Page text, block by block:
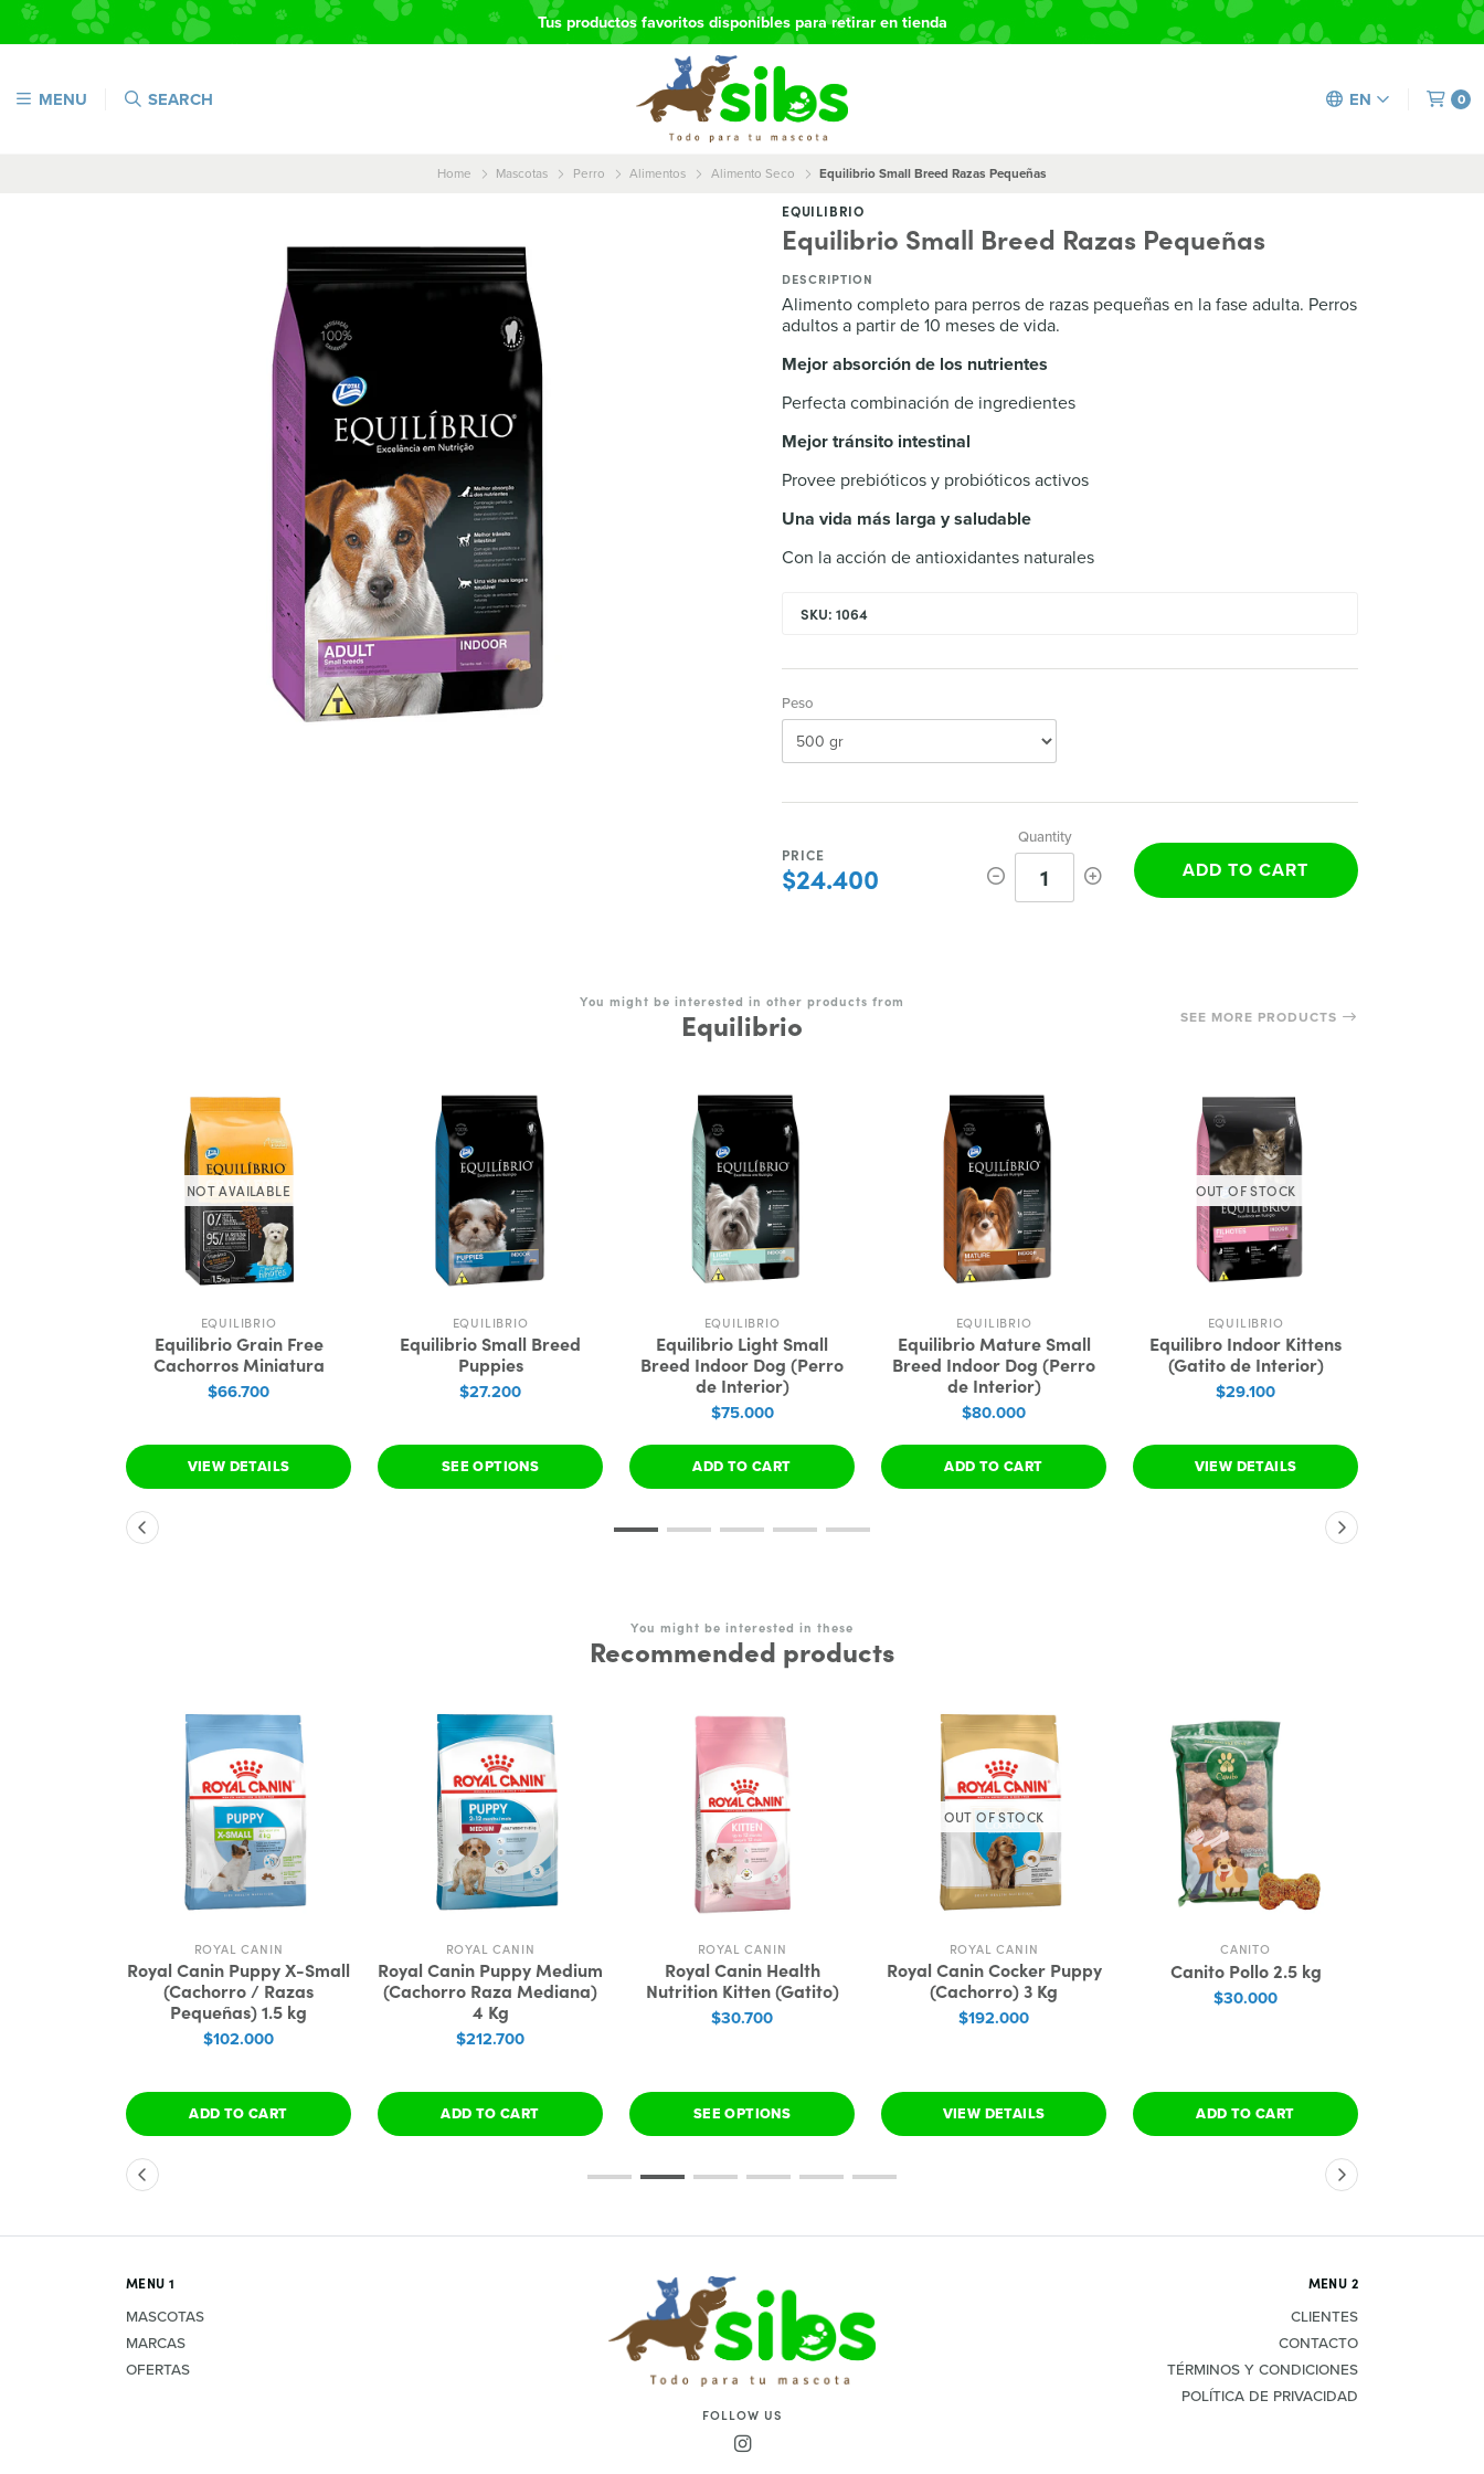
MENU SEARCH EN 0
Tus productos favoritos disponibles para retirar en tienda
Home Mascotas Perro Alimentos Alimento Seco Equilibrio Small Breed Razas Pequeñas
EQUILIBRIO
Equilibrio Small Breed Razas Pequeñas
DESCRIPTION
Alimento completo para perros de razas pequeñas en la fase adulta. Perros
adultos a partir de 10 meses de vida.
Mejor absorción de los nutrientes
Perfecta combinación de ingredientes
Mejor tránsito intestinal
Provee prebióticos y probióticos activos
Una vida más larga y saludable
Con la acción de antioxidantes naturales
SKU: 1064
Peso
PRICE
$24.400
Quantity
1 ADD TO CART
You might be interested in other products from
Equilibrio SEE MORE PRODUCTS
NOT AVAILABLE
EQUILIBRIO
Equilibrio Grain Free
Cachorros Miniatura
$66.700
VIEW DETAILS
EQUILIBRIO
Equilibrio Small Breed
Puppies
$27.200
SEE OPTIONS
EQUILIBRIO
Equilibrio Light Small
Breed Indoor Dog (Perro
de Interior)
$75.000
ADD TO CART
EQUILIBRIO
Equilibrio Mature Small
Breed Indoor Dog (Perro
de Interior)
$80.000
ADD TO CART
OUT OF STOCK
EQUILIBRIO
Equilibro Indoor Kittens
(Gatito de Interior)
$29.100
VIEW DETAILS
You might be interested in these
Recommended products
ROYAL CANIN
Royal Canin Puppy X-Small
(Cachorro / Razas
Pequeñas) 1.5 kg
$102.000
ADD TO CART
ROYAL CANIN
Royal Canin Puppy Medium
(Cachorro Raza Mediana)
4 Kg
$212.700
ADD TO CART
ROYAL CANIN
Royal Canin Health
Nutrition Kitten (Gatito)
$30.700
SEE OPTIONS
OUT OF STOCK
ROYAL CANIN
Royal Canin Cocker Puppy
(Cachorro) 3 Kg
$192.000
VIEW DETAILS
CANITO
Canito Pollo 2.5 kg
$30.000
ADD TO CART
FOLLOW US
MENU 1
MASCOTAS
MARCAS
OFERTAS
MENU 2
CLIENTES
CONTACTO
TÉRMINOS Y CONDICIONES
POLÍTICA DE PRIVACIDAD